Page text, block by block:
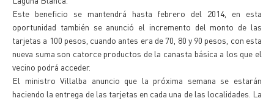
Este beneficio se mantendrá hasta febrero del 2014, en esta
oportunidad también se anunció el incremento del monto de las
tarjetas a 100 pesos, cuando antes era de 70, 80 y 90 pesos, con esta
nueva suma son catorce productos de la canasta básica a los que el
vecino podrá acceder.
El ministro Villalba anuncio que la próxima semana se estarán
haciendo la entrega de las tarjetas en cada una de las localidades. La